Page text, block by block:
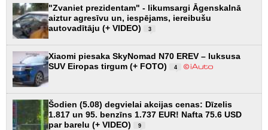
"Zvaniet prezidentam" - likumsargi Āgenskalnā
aiztur agresīvu un, iespējams, iereibušu
autovadītāju (+ VIDEO)
3
Xiaomi piesaka SkyNomad N70 EREV – luksusa
SUV Eiropas tirgum (+ FOTO)
4
Šodien (5.08) degvielai akcijas cenas: Dīzelis
1.817 un 95. benzīns 1.737 EUR! Nafta 75.6 USD
par barelu (+ VIDEO)
9